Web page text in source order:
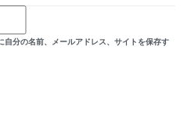
分の名前、メールアドレス、サイトを保存す